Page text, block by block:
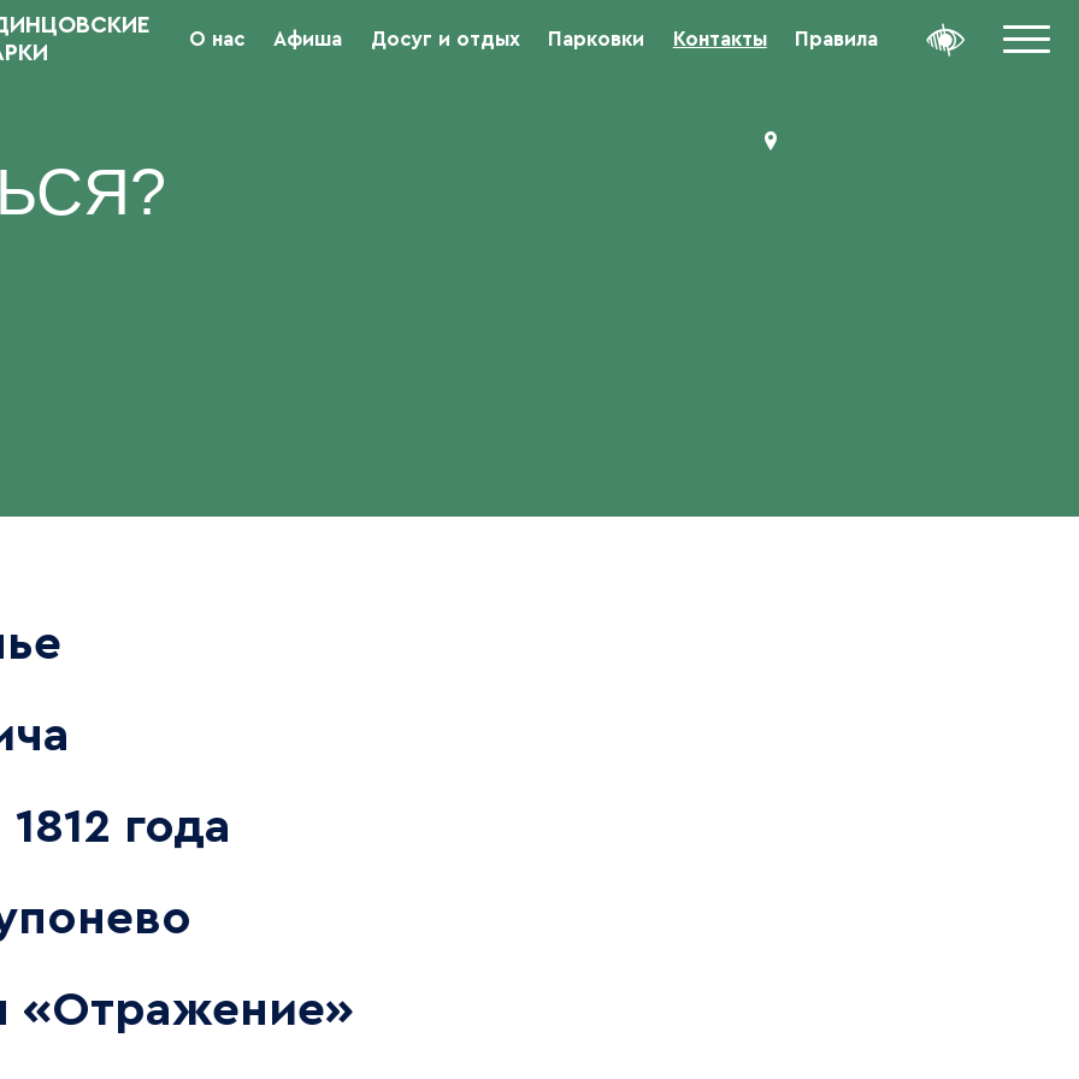
О нас Афиша Досуг и отдых Парковки Контакты Правила
года
«Отражение»